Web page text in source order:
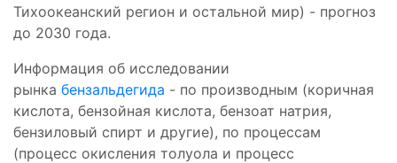
Тихоокеанский регион и остальной мир) - прогноз
до 2030 года.
Информация об исследовании
рынка бензальдегида - по производным (коричная
кислота, бензойная кислота, бензоат натрия,
бензиловый спирт и другие), по процессам
(процесс окисления толуола и процесс